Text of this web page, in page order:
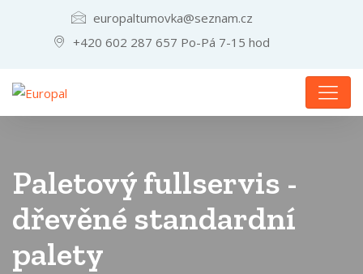
europaltumovka@seznam.cz
+420 602 287 657 Po-Pá 7-15 hod
Paletový fullservis -
dřevěné standardní
palety